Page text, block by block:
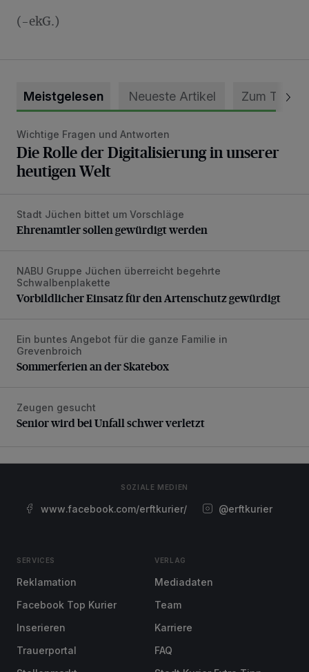
(-ekG.)
Meistgelesen Neueste Artikel Zum Thema
Die Rolle der Digitalisierung in unserer heutigen Welt
Wichtige Fragen und Antworten
Die Rolle der Digitalisierung in unserer
heutigen Welt
Ehrenamtler sollen gewürdigt werden
Stadt Jüchen bittet um Vorschläge
Ehrenamtler sollen gewürdigt werden
Vorbildlicher Einsatz für den Artenschutz gewürdigt
NABU Gruppe Jüchen überreicht begehrte
Schwalbenplakette
Vorbildlicher Einsatz für den Artenschutz gewürdigt
Sommerferien an der Skatebox
Ein buntes Angebot für die ganze Familie in
Grevenbroich
Sommerferien an der Skatebox
Senior wird bei Unfall schwer verletzt
Zeugen gesucht
Senior wird bei Unfall schwer verletzt
SOZIALE MEDIEN
www.facebook.com/erftkurier/ @erftkurier
SERVICES
Reklamation
Facebook Top Kurier
Inserieren
Trauerportal
VERLAG
Mediadaten
Team
Karriere
FAQ